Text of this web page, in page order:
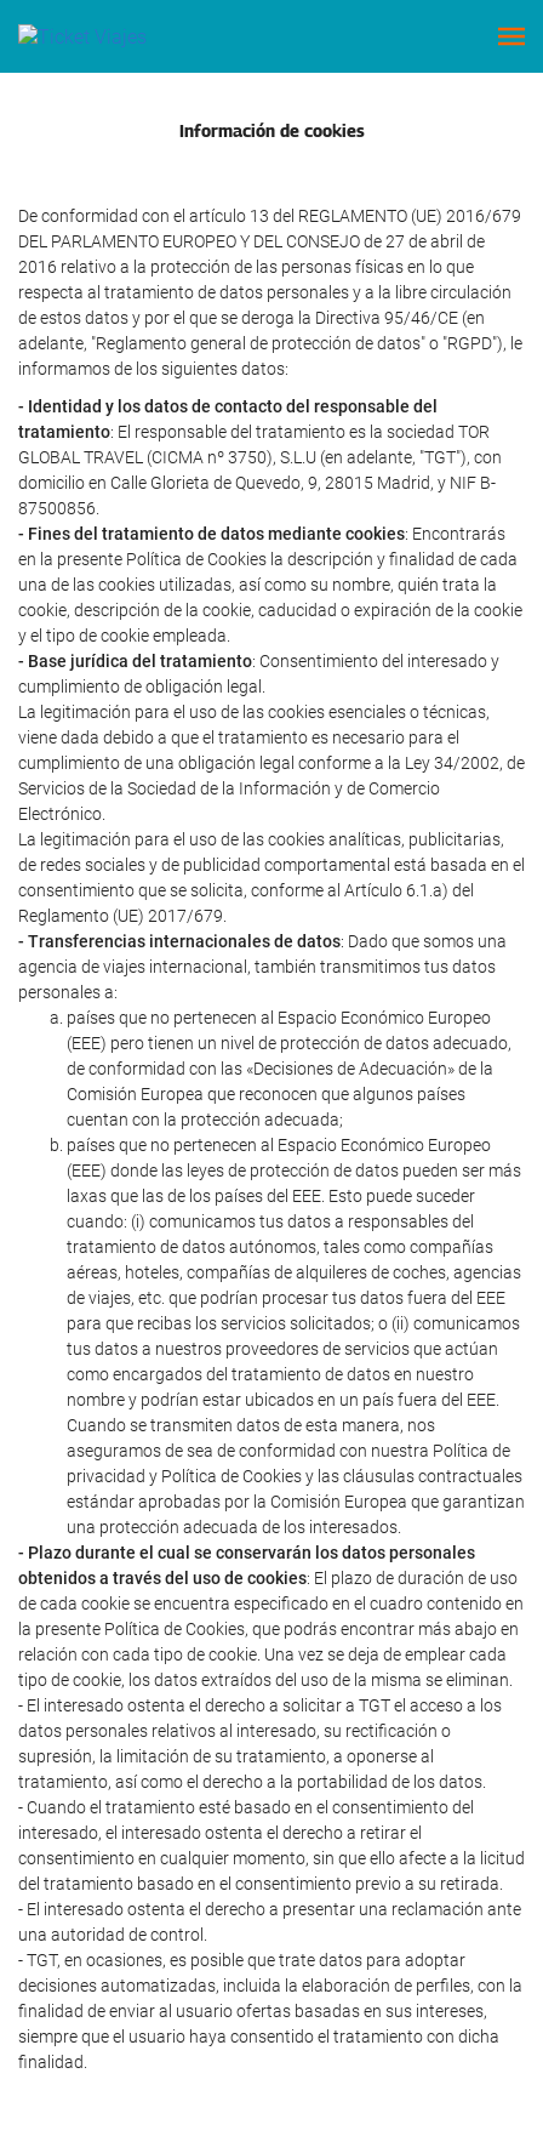
Información de cookies
De conformidad con el artículo 13 del REGLAMENTO (UE) 2016/679
DEL PARLAMENTO EUROPEO Y DEL CONSEJO de 27 de abril de
2016 relativo a la protección de las personas físicas en lo que
respecta al tratamiento de datos personales y a la libre circulación
de estos datos y por el que se deroga la Directiva 95/46/CE (en
adelante, "Reglamento general de protección de datos" o "RGPD"), le
informamos de los siguientes datos:
- Identidad y los datos de contacto del responsable del
tratamiento: El responsable del tratamiento es la sociedad TOR
GLOBAL TRAVEL (CICMA nº 3750), S.L.U (en adelante, "TGT"), con
domicilio en Calle Glorieta de Quevedo, 9, 28015 Madrid, y NIF B-
87500856.
- Fines del tratamiento de datos mediante cookies: Encontrarás
en la presente Política de Cookies la descripción y finalidad de cada
una de las cookies utilizadas, así como su nombre, quién trata la
cookie, descripción de la cookie, caducidad o expiración de la cookie
y el tipo de cookie empleada.
- Base jurídica del tratamiento: Consentimiento del interesado y
cumplimiento de obligación legal.
La legitimación para el uso de las cookies esenciales o técnicas,
viene dada debido a que el tratamiento es necesario para el
cumplimiento de una obligación legal conforme a la Ley 34/2002, de
Servicios de la Sociedad de la Información y de Comercio
Electrónico.
La legitimación para el uso de las cookies analíticas, publicitarias,
de redes sociales y de publicidad comportamental está basada en el
consentimiento que se solicita, conforme al Artículo 6.1.a) del
Reglamento (UE) 2017/679.
- Transferencias internacionales de datos: Dado que somos una
agencia de viajes internacional, también transmitimos tus datos
personales a:
países que no pertenecen al Espacio Económico Europeo
(EEE) pero tienen un nivel de protección de datos adecuado,
de conformidad con las «Decisiones de Adecuación» de la
Comisión Europea que reconocen que algunos países
cuentan con la protección adecuada;
países que no pertenecen al Espacio Económico Europeo
(EEE) donde las leyes de protección de datos pueden ser más
laxas que las de los países del EEE. Esto puede suceder
cuando: (i) comunicamos tus datos a responsables del
tratamiento de datos autónomos, tales como compañías
aéreas, hoteles, compañías de alquileres de coches, agencias
de viajes, etc. que podrían procesar tus datos fuera del EEE
para que recibas los servicios solicitados; o (ii) comunicamos
tus datos a nuestros proveedores de servicios que actúan
como encargados del tratamiento de datos en nuestro
nombre y podrían estar ubicados en un país fuera del EEE.
Cuando se transmiten datos de esta manera, nos
aseguramos de sea de conformidad con nuestra Política de
privacidad y Política de Cookies y las cláusulas contractuales
estándar aprobadas por la Comisión Europea que garantizan
una protección adecuada de los interesados.
- Plazo durante el cual se conservarán los datos personales
obtenidos a través del uso de cookies: El plazo de duración de uso
de cada cookie se encuentra especificado en el cuadro contenido en
la presente Política de Cookies, que podrás encontrar más abajo en
relación con cada tipo de cookie. Una vez se deja de emplear cada
tipo de cookie, los datos extraídos del uso de la misma se eliminan.
- El interesado ostenta el derecho a solicitar a TGT el acceso a los
datos personales relativos al interesado, su rectificación o
supresión, la limitación de su tratamiento, a oponerse al
tratamiento, así como el derecho a la portabilidad de los datos.
- Cuando el tratamiento esté basado en el consentimiento del
interesado, el interesado ostenta el derecho a retirar el
consentimiento en cualquier momento, sin que ello afecte a la licitud
del tratamiento basado en el consentimiento previo a su retirada.
- El interesado ostenta el derecho a presentar una reclamación ante
una autoridad de control.
- TGT, en ocasiones, es posible que trate datos para adoptar
decisiones automatizadas, incluida la elaboración de perfiles, con la
finalidad de enviar al usuario ofertas basadas en sus intereses,
siempre que el usuario haya consentido el tratamiento con dicha
finalidad.